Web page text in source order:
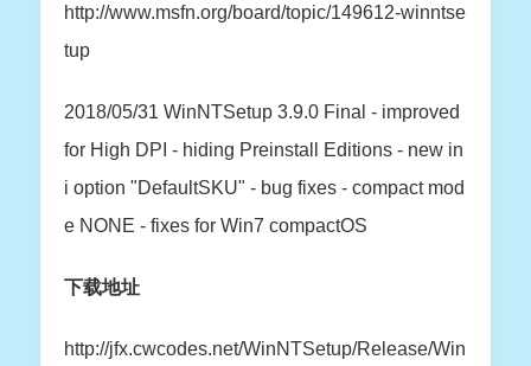
http://www.msfn.org/board/topic/149612-winntse
tup
2018/05/31 WinNTSetup 3.9.0 Final - improved
for High DPI - hiding Preinstall Editions - new in
i option "DefaultSKU" - bug fixes - compact mod
e NONE - fixes for Win7 compactOS
下载地址
http://jfx.cwcodes.net/WinNTSetup/Release/Win